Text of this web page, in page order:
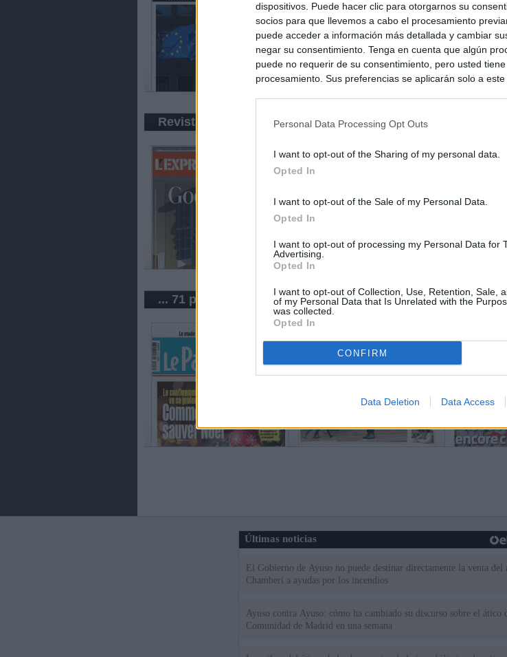
dispositivos. Puede hacer clic para otorgarnos su
socios para que llevemos a cabo el procesamiento
puede acceder a información más detallada y cambiar
negar su consentimiento. Tenga en cuenta que algún
puede no requerir de su consentimiento, pero usted
procesamiento. Sus preferencias se aplicarán solo a
Personal Data Processing Opt Outs
I want to opt-out of the Sharing of my personal data.
Opted In
I want to opt-out of the Sale of my Personal Data.
Opted In
I want to opt-out of processing my Personal Data for
Advertising.
Opted In
I want to opt-out of Collection, Use, Retention, Sale,
of my Personal Data that Is Unrelated with the
was collected.
Opted In
CONFIRM
Data Deletion Data Access
Revistas
... 71 periódicos de Francia
Últimas noticias
El Gobierno de Ayuso no puede destinar directamente la venta del
Chamberí a ayudas por los incendios
Ayuso contra Ayuso: cómo ha cambiado su discurso sobre el ático
Comunidad de Madrid en una semana